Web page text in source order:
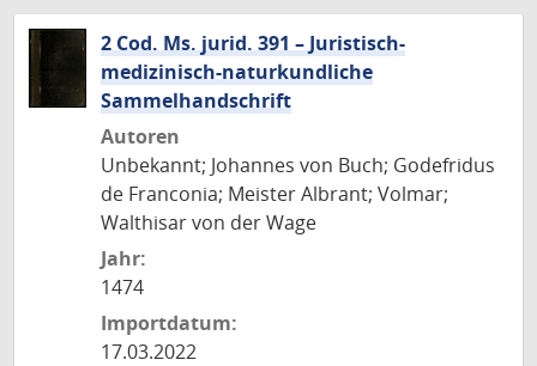
2 Cod. Ms. jurid. 391 – Juristisch-
medizinisch-naturkundliche
Sammelhandschrift
Autoren
Unbekannt; Johannes von Buch; Godefridus
de Franconia; Meister Albrant; Volmar;
Walthisar von der Wage
Jahr:
1474
Importdatum:
17.03.2022